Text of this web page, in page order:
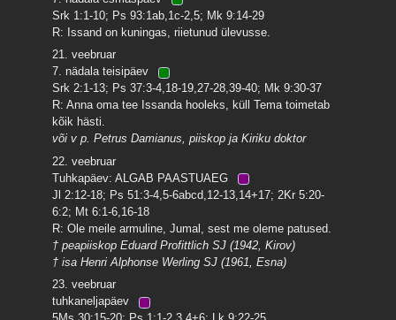
Srk 1:1-10; Ps 93:1ab,1c-2,5; Mk 9:14-29
R: Issand on kuningas, riietunud ülevusse.
21. veebruar
7. nädala teisipäev
Srk 2:1-13; Ps 37:3-4,18-19,27-28,39-40; Mk 9:30-37
R: Anna oma tee Issanda hooleks, küll Tema toimetab
kõik hästi.
või v p. Petrus Damianus, piiskop ja Kiriku doktor
22. veebruar
Tuhkapäev: ALGAB PAASTUAEG
Jl 2:12-18; Ps 51:3-4,5-6abcd,12-13,14+17; 2Kr 5:20-
6:2; Mt 6:1-6,16-18
R: Ole meile armuline, Jumal, sest me oleme patused.
† peapiiskop Eduard Profittlich SJ (1942, Kirov)
† isa Henri Alphonse Werling SJ (1961, Esna)
23. veebruar
tuhkaneljapäev